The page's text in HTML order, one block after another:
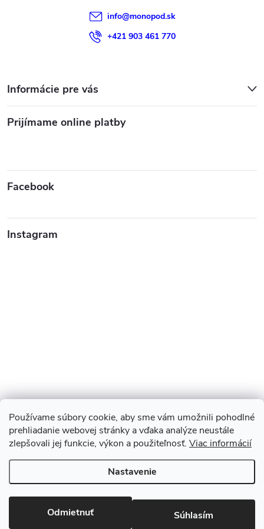
Používame súbory cookie, aby sme vám umožnili pohodlné
prehliadanie webovej stránky a vďaka analýze neustále
zlepšovali jej funkcie, výkon a použiteľnosť. Viac informácií
Nastavenie
Odmietnuť Súhlasím
info@monopod.sk
+421 903 461 770
Informácie pre vás
Prijímame online platby
Facebook
Instagram
Sledovať na Instagrame
Copyright 2026Monopod.sk. Všetky práva vyhradené.Upraviť
nastavenie cookies